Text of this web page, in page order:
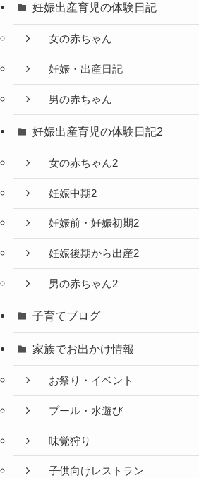
妊娠出産育児の体験日記
女の赤ちゃん
妊娠・出産日記
男の赤ちゃん
妊娠出産育児の体験日記2
女の赤ちゃん2
妊娠中期2
妊娠前・妊娠初期2
妊娠後期から出産2
男の赤ちゃん2
子育てブログ
家族でお出かけ情報
お祭り・イベント
プール・水遊び
味覚狩り
子供向けレストラン